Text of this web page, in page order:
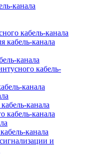
канала
кабель-канала
кабель-канала
канала
кабель-
канала
канала
кабель-канала
канала